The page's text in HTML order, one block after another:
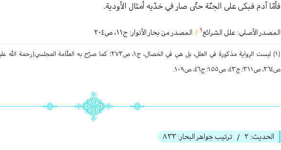
فأمّا آدم فبكى على الجنّة حتّى صار في خدّيه أمثال الأودية.
المصدر الأصلي: علل الشرائع١ / المصدر من بحار الأنوار: ج١١، ص٢٠٤
ص٢٦٤، ص٣١١؛ ج٤٣، ص١٥٥؛ ج٤٦، ص١٠٩.
الحديث: ٢ / ترتيب جواهر البحار: ٨٣٣